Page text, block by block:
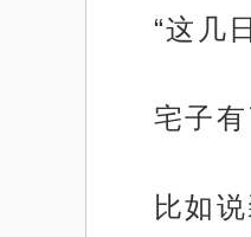
“这几
宅子
比如